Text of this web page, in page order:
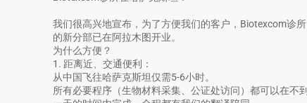
我们很高兴地宣布，为了方便我们的客户，Biotexcom诊所
的新分部已在阿拉木图开业。
为什么方便？
1. 距离近、交通便利：
从中国飞往哈萨克斯坦仅需5-6小时。
所有必要程序（生物材料采集、公证处访问）都可以在不到